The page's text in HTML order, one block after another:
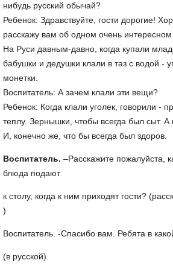
нибудь русский обычай?
Ребенок: Здравствуйте, гости дорогие!
расскажу вам об одном очень
На Руси давным-давно, когда купали
бабушки и дедушки клали в таз с водой -
монетки.
Воспитатель: А зачем клали эти вещи?
Ребенок: Когда клали уголек, говорили -
теплу. Зернышки, чтобы всегда был сыт. А
И, конечно же, что бы всегда был здоров.
Воспитатель. –Расскажите пожалуйста,
блюда подают
к столу, когда к ним приходят гости?
)
Воспитатель. -Спасибо вам. Ребята в
(в русской).